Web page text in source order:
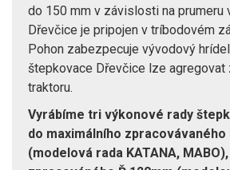
do 150 mm v závislosti na prumeru
Dřevčice je pripojen v tríbodovém
Pohon zabezpecuje vývodový
štepkovace Dřevčice lze agregovat
traktoru.
Vyrábíme tri výkonové rady
do maximálního zpracovávaného
(modelová rada KATANA,